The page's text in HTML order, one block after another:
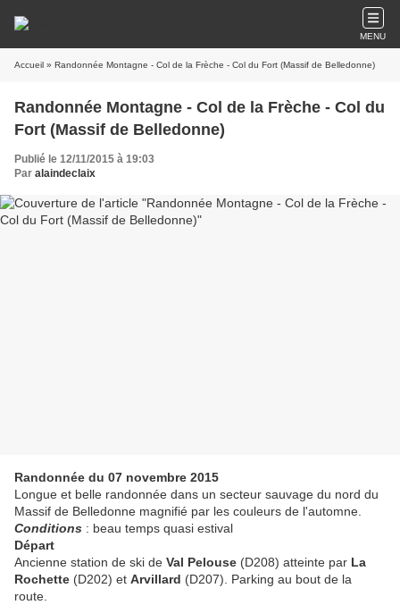
MENU
Accueil » Randonnée Montagne - Col de la Frèche - Col du Fort (Massif de Belledonne)
Randonnée Montagne - Col de la Frèche - Col du
Fort (Massif de Belledonne)
Publié le 12/11/2015 à 19:03
Par alaindeclaix
Randonnée du 07 novembre 2015
Longue et belle randonnée dans un secteur sauvage du nord du
Massif de Belledonne magnifié par les couleurs de l'automne.
Conditions : beau temps quasi estival
Départ
Ancienne station de ski de Val Pelouse (D208) atteinte par La
Rochette (D202) et Arvillard (D207). Parking au bout de la
route.